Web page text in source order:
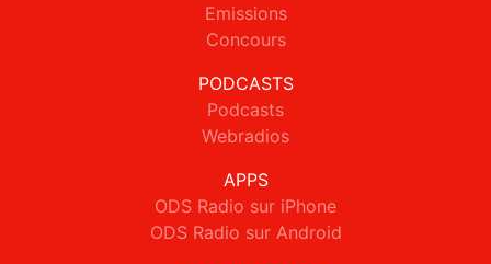
Emissions
Concours
PODCASTS
Podcasts
Webradios
APPS
ODS Radio sur iPhone
ODS Radio sur Android